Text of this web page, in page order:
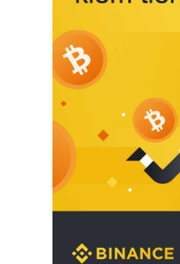
tế còn giúp
khuẩn và nấm
thời tiết nóng
thêm các
động của giấc
phòng ngủ đối
người tại Sleep
Link) để có cái
2. Các tiêu chí
chăn ga gối
ngủ
Để sở hữu một
cao cấp hoàn
công năng,
nhắc kỹ lưỡng